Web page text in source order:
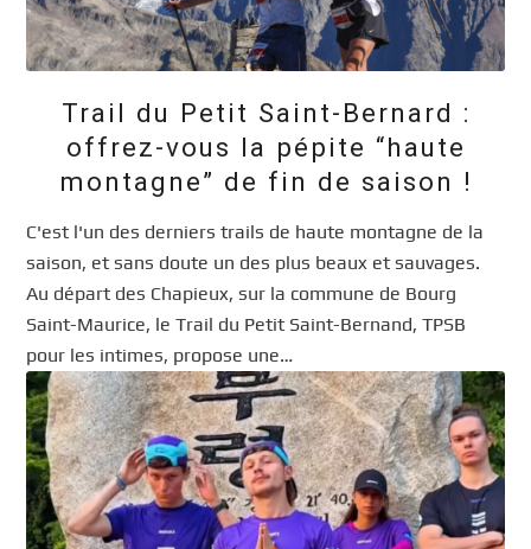
Trail du Petit Saint-Bernard :
offrez-vous la pépite “haute
montagne” de fin de saison !
C'est l'un des derniers trails de haute montagne de la
saison, et sans doute un des plus beaux et sauvages.
Au départ des Chapieux, sur la commune de Bourg
Saint-Maurice, le Trail du Petit Saint-Bernand, TPSB
pour les intimes, propose une…